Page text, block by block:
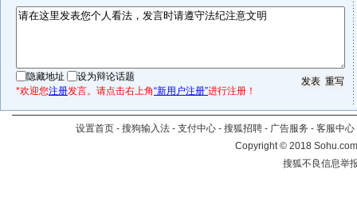
隐藏地址
设为辩论话题
*欢迎您注册发言。请点击右上角“新用户注册”进行注册！
设置首页 - 搜狗输入法 - 支付中心 - 搜狐招聘 - 广告服务 - 客服中心
Copyright©2018
搜狐不良信息举